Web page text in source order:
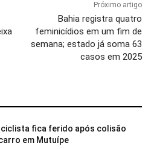
Próximo artigo
Bahia registra quatro
feminicídios em um fim de
semana; estado já soma 63
casos em 2025
fica ferido após colisão
em Mutuípe